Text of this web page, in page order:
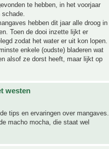
te hebben, in het voorjaar
hebben dit jaar alle droog in
Toen de dooi inzette lijkt er
zodat het water er uit kon lopen.
enkele (oudste) bladeren wat
alsof ze dorst heeft, maar lijkt op
westen
tips en ervaringen over mangaves.
macho mocha, die staat wel